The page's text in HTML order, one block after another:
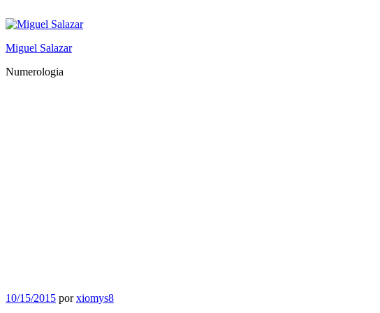
al
Miguel Salazar
Numerologia
Publicado
10/15/2015 porxiomys8